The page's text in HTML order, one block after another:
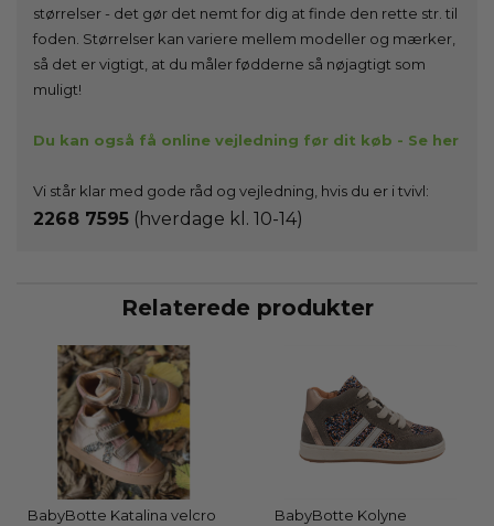
størrelser - det gør det nemt for dig at finde den rette str. til
foden. Størrelser kan variere mellem modeller og mærker,
så det er vigtigt, at du måler fødderne så nøjagtigt som
muligt!
Du kan også få online vejledning før dit køb - Se her
Vi står klar med gode råd og vejledning, hvis du er i tvivl:
2268 7595 (hverdage kl. 10-14)
Relaterede produkter
BabyBotte Katalina velcro
BabyBotte Kolyne